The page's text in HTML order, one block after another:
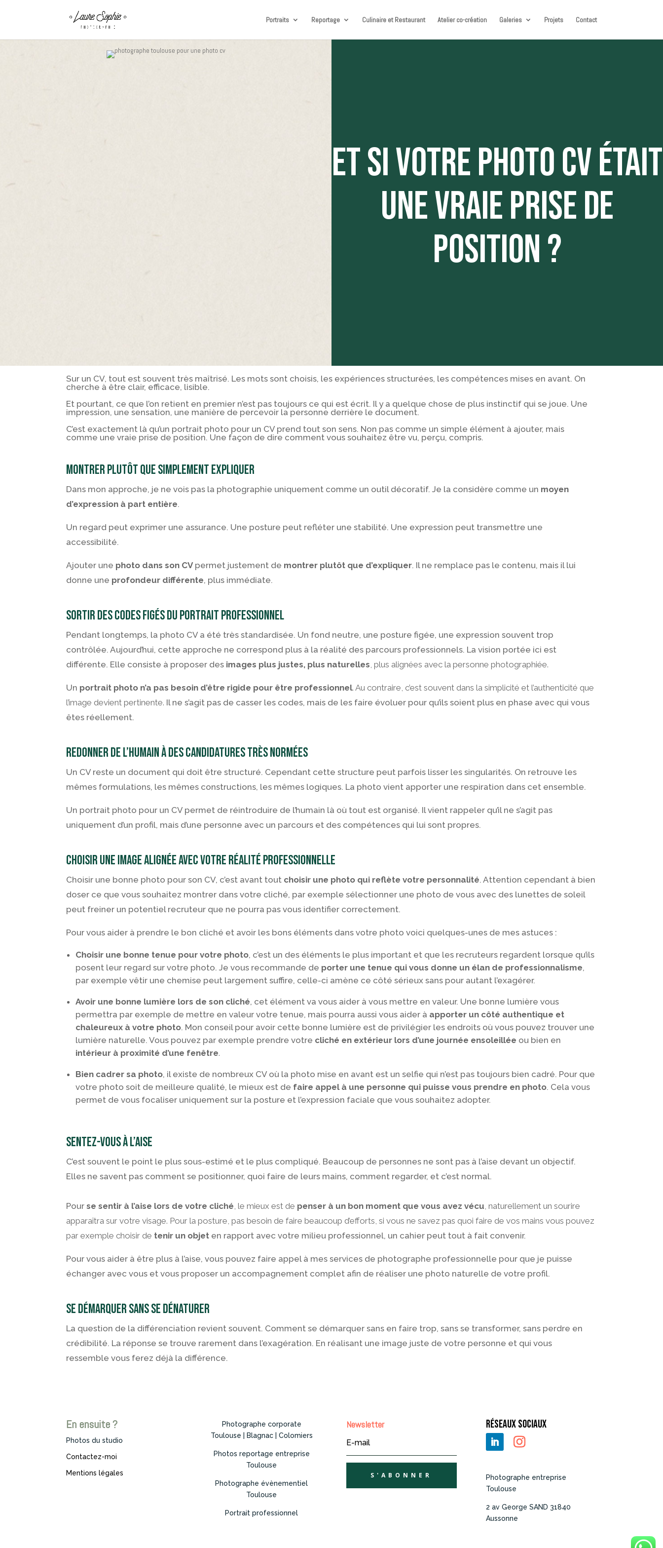
Portraits Reportage Culinaire et Restaurant Atelier co-création Galeries Projets Contact
ET SI VOTRE PHOTO CV ÉTAIT
UNE VRAIE PRISE DE
POSITION ?
Sur un CV, tout est souvent très maîtrisé. Les mots sont choisis, les expériences structurées, les compétences mises en avant. On
cherche à être clair, efficace, lisible.
Et pourtant, ce que l’on retient en premier n’est pas toujours ce qui est écrit. Il y a quelque chose de plus instinctif qui se joue. Une
impression, une sensation, une manière de percevoir la personne derrière le document.
C’est exactement là qu’un portrait photo pour un CV prend tout son sens. Non pas comme un simple élément à ajouter, mais
comme une vraie prise de position. Une façon de dire comment vous souhaitez être vu, perçu, compris.
Montrer plutôt que simplement expliquer
Dans mon approche, je ne vois pas la photographie uniquement comme un outil décoratif. Je la considère comme un moyen
d’expression à part entière.
Un regard peut exprimer une assurance. Une posture peut refléter une stabilité. Une expression peut transmettre une
accessibilité.
Ajouter une photo dans son CVpermet justement de montrer plutôt que d’expliquer. Il ne remplace pas le contenu, mais il lui
donne une profondeur différente, plus immédiate.
Sortir des codes figés du portrait professionnel
Pendant longtemps, la photo CV a été très standardisée. Un fond neutre, une posture figée, une expression souvent trop
contrôlée. Aujourd’hui, cette approche ne correspond plus à la réalité des parcours professionnels. La vision portée ici est
différente. Elle consiste à proposer des images plus justes, plus naturelles , plus alignées avec la personne photographiée.
Un portrait photo n’a pas besoin d’être rigide pour être professionnel. Au contraire, c’est souvent dans la simplicité et l’authenticité que
l’image devient pertinente. Il ne s’agit pas de casser les codes, mais de les faire évoluer pour qu’ils soient plus en phase avec qui vous
êtes réellement.
Redonner de l’humain à des candidatures très normées
Un CV reste un document qui doit être structuré. Cependant cette structure peut parfois lisser les singularités. On retrouve les
mêmes formulations, les mêmes constructions, les mêmes logiques. La photo vient apporter une respiration dans cet ensemble.
Un portrait photo pour un CV permet de réintroduire de l’humain là où tout est organisé. Il vient rappeler qu’il ne s’agit pas
uniquement d’un profil, mais d’une personne avec un parcours et des compétences qui lui sont propres.
Choisir une image alignée avec votre réalité professionnelle
Choisir une bonne photo pour son CV, c’est avant tout choisir une photo qui reflète votre personnalité. Attention cependant à bien
doser ce que vous souhaitez montrer dans votre cliché, par exemple sélectionner une photo de vous avec des lunettes de soleil
peut freiner un potentiel recruteur que ne pourra pas vous identifier correctement.
Pour vous aider à prendre le bon cliché et avoir les bons éléments dans votre photo voici quelques-unes de mes astuces :
Choisir une bonne tenue pour votre photo, c’est un des éléments le plus important et que les recruteurs regardent lorsque qu’ils
posent leur regard sur votre photo. Je vous recommande de porter une tenue qui vous donne un élan de professionnalisme,
par exemple vêtir une chemise peut largement suffire, celle-ci amène ce côté sérieux sans pour autant l’exagérer.
Avoir une bonne lumière lors de son cliché, cet élément va vous aider à vous mettre en valeur. Une bonne lumière vous
permettra par exemple de mettre en valeur votre tenue, mais pourra aussi vous aider à apporter un côté authentique et
chaleureux à votre photo. Mon conseil pour avoir cette bonne lumière est de privilégier les endroits où vous pouvez trouver une
lumière naturelle. Vous pouvez par exemple prendre votre cliché en extérieur lors d’une journée ensoleillée ou bien en
intérieur à proximité d’une fenêtre.
Bien cadrer sa photo, il existe de nombreux CV où la photo mise en avant est un selfie qui n’est pas toujours bien cadré. Pour que
votre photo soit de meilleure qualité, le mieux est de faire appel à une personne qui puisse vous prendre en photo. Cela vous
permet de vous focaliser uniquement sur la posture et l’expression faciale que vous souhaitez adopter.
Sentez-vous à l’aise
C’est souvent le point le plus sous-estimé et le plus compliqué. Beaucoup de personnes ne sont pas à l’aise devant un objectif.
Elles ne savent pas comment se positionner, quoi faire de leurs mains, comment regarder, et c’est normal.
Pourse sentir à l’aise lors de votre cliché, le mieux est de penser à un bon moment que vous avez vécu, naturellement un sourire
apparaîtra sur votre visage. Pour la posture, pas besoin de faire beaucoup d’efforts, si vous ne savez pas quoi faire de vos mains vous pouvez
par exemple choisir de tenir un objet en rapport avec votre milieu professionnel, un cahier peut tout à fait convenir.
Pour vous aider à être plus à l’aise, vous pouvez faire appel à mes services de photographe professionnelle pour que je puisse
échanger avec vous et vous proposer un accompagnement complet afin de réaliser une photo naturelle de votre profil.
Se démarquer sans se dénaturer
La question de la différenciation revient souvent. Comment se démarquer sans en faire trop, sans se transformer, sans perdre en
crédibilité. La réponse se trouve rarement dans l’exagération. En réalisant une image juste de votre personne et qui vous
ressemble vous ferez déjà la différence.
En ensuite ?
Photos du studio
Contactez-moi
Mentions légales
Photographe corporate
Toulouse | Blagnac | Colomiers
Photos reportage entreprise
Toulouse
Photographe évènementiel
Toulouse
Portrait professionnel
Newsletter
S'ABONNER
Réseaux Sociaux
Photographe entreprise
Toulouse
2 av George SAND 31840
Aussonne